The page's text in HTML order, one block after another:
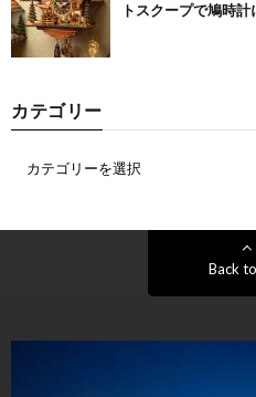
トスクープで鳩時計
カテゴリー
Back